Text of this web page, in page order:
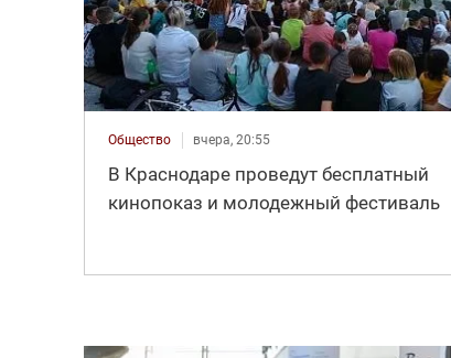
Общество вчера, 20:55
В Краснодаре проведут бесплатный
кинопоказ и молодежный фестиваль